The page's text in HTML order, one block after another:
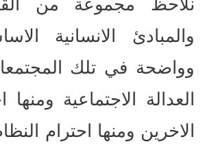
والمبادئ الانسانية
وواضحة في تلك
العدالة الاجتماعية
الاخرين ومنها احترام